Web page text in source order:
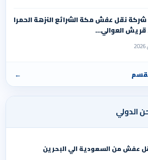
نقل عفش مكة الشرائع النزهة الحمرا
قريش العوالي…
←
الدولي
عفش من السعودية الي البحرين